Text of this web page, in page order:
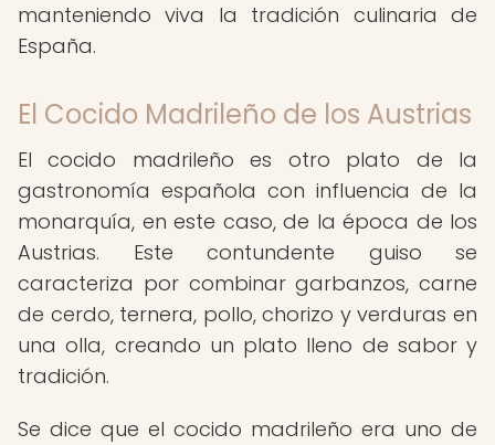
manteniendo viva la tradición culinaria de
España.
El Cocido Madrileño de los Austrias
El cocido madrileño es otro plato de la
gastronomía española con influencia de la
monarquía, en este caso, de la época de los
Austrias. Este contundente guiso se
caracteriza por combinar garbanzos, carne
de cerdo, ternera, pollo, chorizo y verduras en
una olla, creando un plato lleno de sabor y
tradición.
Se dice que el cocido madrileño era uno de